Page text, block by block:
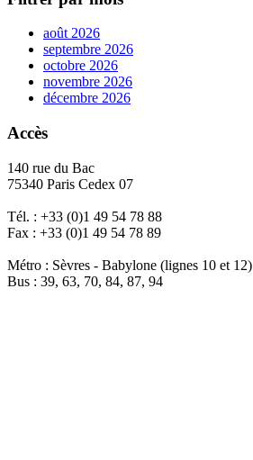
août 2026
septembre 2026
octobre 2026
novembre 2026
décembre 2026
Accès
140 rue du Bac
75340 Paris Cedex 07
Tél. : +33 (0)1 49 54 78 88
Fax : +33 (0)1 49 54 78 89
Métro : Sèvres - Babylone (lignes 10 et 12)
Bus : 39, 63, 70, 84, 87, 94